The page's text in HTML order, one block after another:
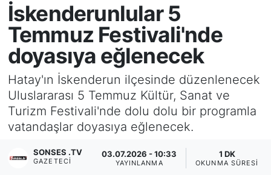
İskenderunlular 5
Temmuz Festivali'nde
doyasıya eğlenecek
Hatay'ın İskenderun ilçesinde düzenlenecek
Uluslararası 5 Temmuz Kültür, Sanat ve
Turizm Festivali'nde dolu dolu bir programla
vatandaşlar doyasıya eğlenecek.
SONSES .TV
GAZETECI
03.07.2026 - 10:33
YAYINLANMA
1 DK
OKUNMA SÜRESI
SPOR
GÜNÜN MANŞETİ
DÜNYA
KÜLTÜR - SANAT
MAGAZİN
SAĞLIK
Mersin Namaz Vakitleri
Mersin Trafik Yoğunluk Haritası
Süper Lig Puan Durumu ve Fikstür
Tüm Manşetler
Son Dakika Haberleri
Haber Arşivi